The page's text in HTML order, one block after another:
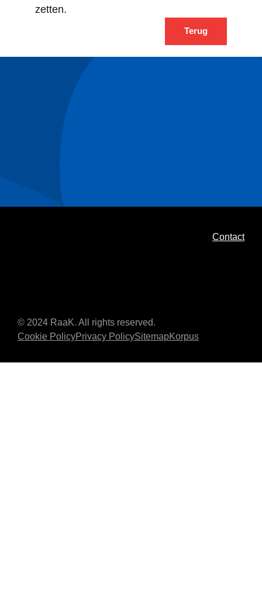
zetten.
Terug
Contact
© 2024 RaaK. All rights reserved.
Cookie PolicyPrivacy PolicySitemapKorpus